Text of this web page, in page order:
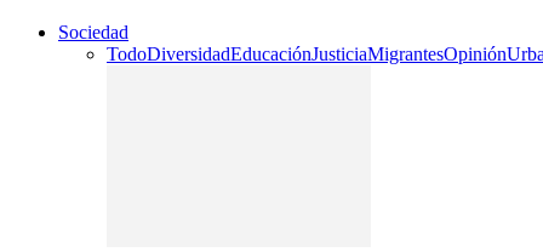
Sociedad
TodoDiversidadEducaciónJusticiaMigrantesOpinión